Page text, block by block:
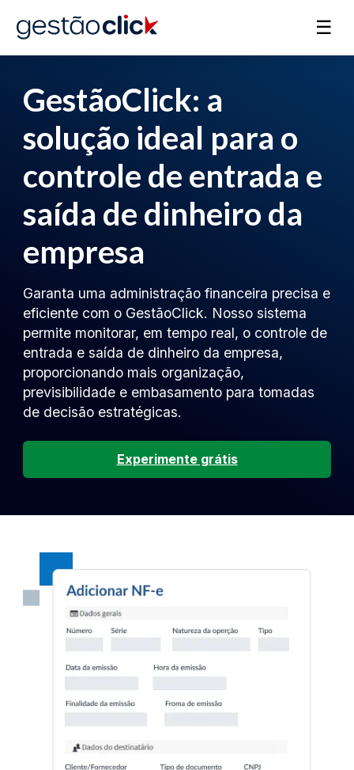
☰
GestãoClick: a
solução ideal para o
controle de entrada e
saída de dinheiro da
empresa
Garanta uma administração financeira precisa e
eficiente com o GestãoClick. Nosso sistema
permite monitorar, em tempo real, o controle de
entrada e saída de dinheiro da empresa,
proporcionando mais organização,
previsibilidade e embasamento para tomadas
de decisão estratégicas.
Experimente grátis